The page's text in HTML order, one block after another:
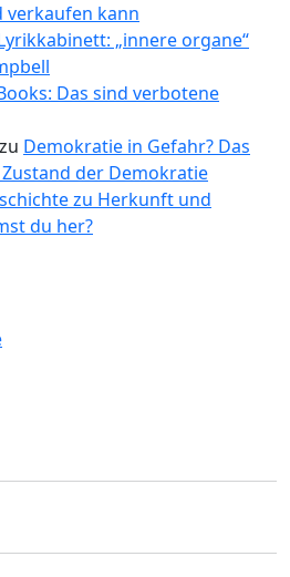
verkaufen kann
„innere organe“
Das sind verbotene
zu Demokratie in Gefahr? Das
der Demokratie
zu Herkunft und
du her?